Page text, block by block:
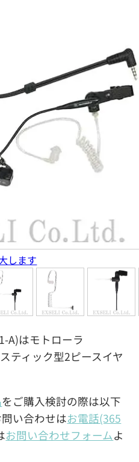
A)はモトローラ
ティック型2ピースイヤ
をご購入検討の際は以下
い合わせはお電話(365
お問い合わせフォームよ
します